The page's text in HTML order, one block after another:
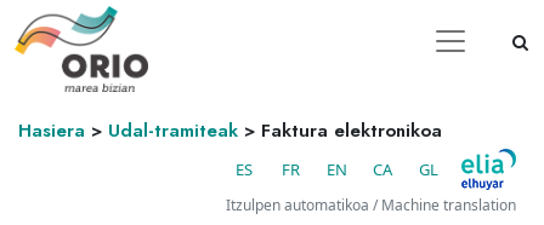
Hasiera > Udal-tramiteak > Faktura elektronikoa
ES FR EN CA GL
Itzulpen automatikoa / Machine translation